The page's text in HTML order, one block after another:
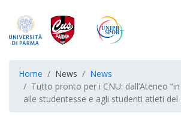
Home News
News
Tutto pronto per i CNU: dall’Ateneo
alle studentesse e agli studenti atleti del